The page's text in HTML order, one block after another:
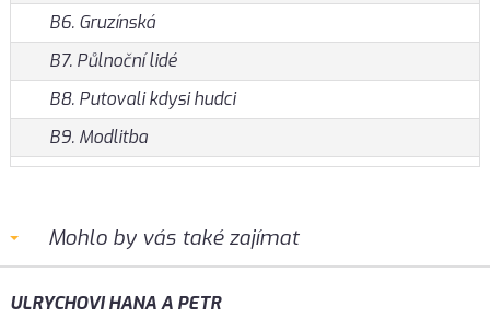
B6. Gruzínská
B7. Půlnoční lidé
B8. Putovali kdysi hudci
B9. Modlitba
Mohlo by vás také zajímat
ULRYCHOVI HANA A PETR